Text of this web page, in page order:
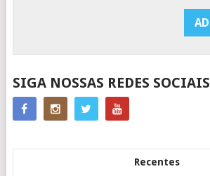
SIGA NOSSAS REDES SOCIAIS
Recentes